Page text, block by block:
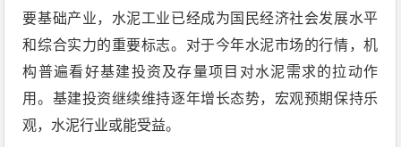
要基础产业，水泥工业已经成为国民经济社会发展水平
和综合实力的重要标志。对于今年水泥市场的行情，机
构普遍看好基建投资及存量项目对水泥需求的拉动作
用。基建投资继续维持逐年增长态势，宏观预期保持乐
观，水泥行业或能受益。